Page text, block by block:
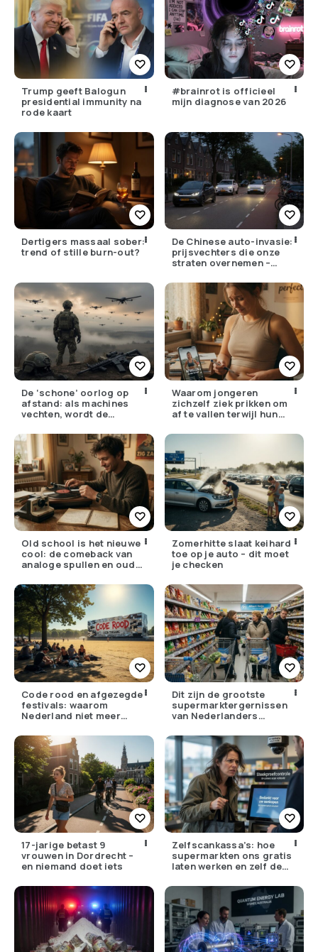
Trump geeft Balogun
presidential immunity na
rode kaart
#brainrot is officieel
mijn diagnose van 2026
Dertigers massaal sober:
trend of stille burn-out?
De Chinese auto-invasie:
prijsvechters die onze
straten overnemen –
écht?
De ‘schone’ oorlog op
afstand: als machines
vechten, wordt de
lager
Waarom jongeren
zichzelf ziek prikken om
af te vallen terwijl hun
bellen
Old school is het nieuwe
cool: de comeback van
analoge spullen en oude
Zomerhitte slaat keihard
toe op je auto – dit moet
je checken
Code rood en afgezegde
festivals: waarom
Nederland niet meer
Dit zijn de grootste
supermarktergernissen
van Nederlanders
17-jarige betast 9
vrouwen in Dordrecht –
en niemand doet iets
Zelfscankassa’s: hoe
supermarkten ons gratis
laten werken en zelf de